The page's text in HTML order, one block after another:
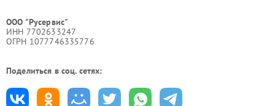
ООО "Русервис"
ИНН 7702633247
ОГРН 1077746335776
Поделиться в соц. сетях: